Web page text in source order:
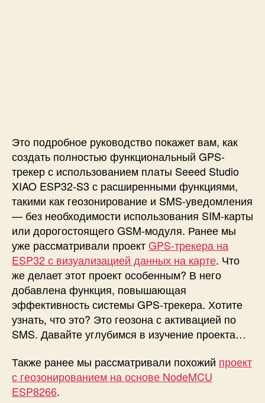
о
з
о
н
и
р
о
в
а
н
и
я
Это подробное руководство покажет вам, как
создать полностью функциональный GPS-
трекер с использованием платы Seeed Studio
XIAO ESP32-S3 с расширенными функциями,
такими как геозонирование и SMS-уведомления
— без необходимости использования SIM-карты
или дорогостоящего GSM-модуля. Ранее мы
уже рассматривали проектGPS-трекера на
ESP32 с визуализацией данных на карте. Что
же делает этот проект особенным? В него
добавлена ​​функция, повышающая
эффективность системы GPS-трекера. Хотите
узнать, что это? Это геозона с активацией по
SMS. Давайте углубимся в изучение проекта…
Также ранее мы рассматривали похожий проект
с геозонированием на основе NodeMCU
ESP8266.